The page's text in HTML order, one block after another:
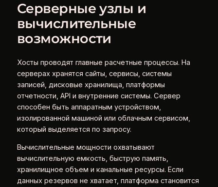
Серверные узлы и
вычислительные
возможности
Хосты проводят главные расчетные процессы. На
серверах хранятся сайты, сервисы, системы
записей, дисковые хранилища, платформы
отчетности, API и внутренние системы. Сервер
способен быть аппаратным устройством,
изолированной машиной или облачным сервисом,
который выделяется по запросу.
Вычислительные мощности охватывают
вычислительную емкость, быструю память,
хранилищное объем и канальные ресурсы. Если
данных резервов не хватает, платформа становится